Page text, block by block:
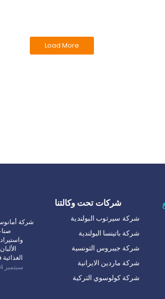
Load More
شركات تحت وكالتنا
شركة سيرتوب البولندية
شركة باتينسا البولندية
شركة جيبروس التونسية
شركة ماردين الايرانية
شركة كولوسوي التركية
شركة
سبتمبر 24, 2024